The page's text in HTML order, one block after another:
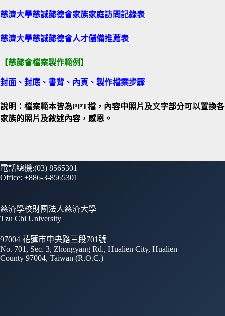
慈濟大學慈誠懿德會家族家庭訪問記錄表
慈濟大學慈誠懿德會人才儲備推薦表
【慈懿會檔案製作範例】
封面 、 封底 、 書背 、 內頁 、 製作檔案步驟
說明：檔案範本皆為PPT檔，內容中照片及文字部分可以置換各
家族的照片及敘述內容，感恩。
電話總機:(03) 8565301
Office: +886-3-8565301
慈濟學校財團法人慈濟大學
Tzu Chi University
97004 花蓮市中央路三段701號
No. 701, Sec. 3, Zhongyang Rd., Hualien City, Hualien
County 97004, Taiwan (R.O.C.)